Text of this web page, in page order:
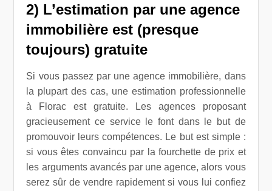
2) L’estimation par une agence
immobilière est (presque
toujours) gratuite
Si vous passez par une agence immobilière, dans
la plupart des cas, une estimation professionnelle
à Florac est gratuite. Les agences proposant
gracieusement ce service le font dans le but de
promouvoir leurs compétences. Le but est simple :
si vous êtes convaincu par la fourchette de prix et
les arguments avancés par une agence, alors vous
serez sûr de vendre rapidement si vous lui confiez